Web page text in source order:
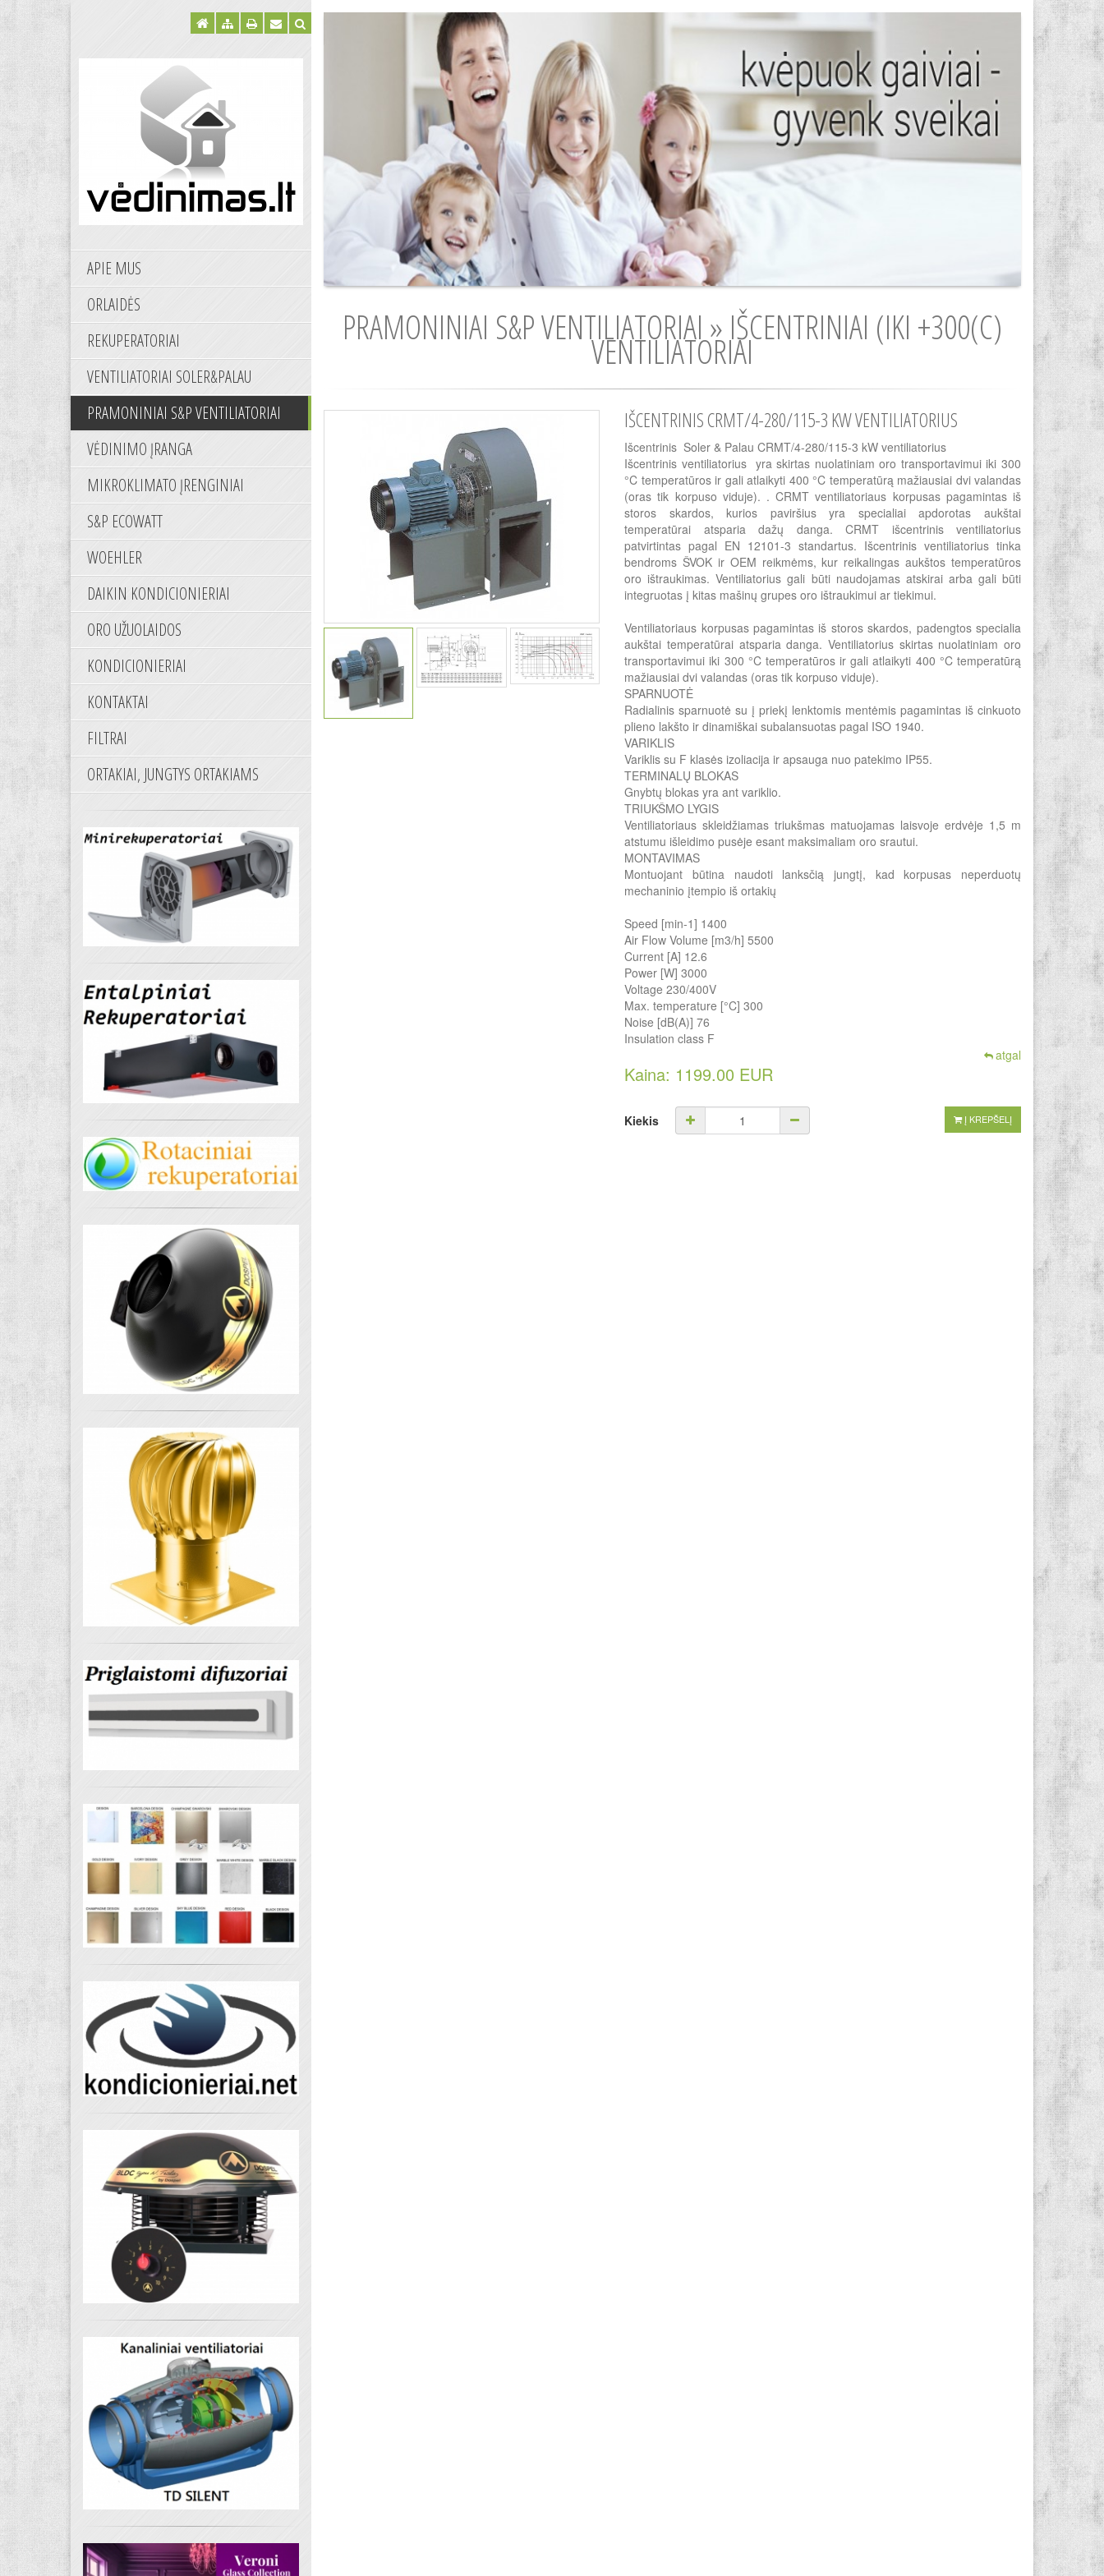
APIE MUS
ORLAIDĖS
REKUPERATORIAI
VENTILIATORIAI SOLER&PALAU
PRAMONINIAI S&P VENTILIATORIAI
VĖDINIMO ĮRANGA
MIKROKLIMATO ĮRENGINIAI
S&P ECOWATT
WOEHLER
DAIKIN KONDICIONIERIAI
ORO UŽUOLAIDOS
KONDICIONIERIAI
KONTAKTAI
FILTRAI
ORTAKIAI, JUNGTYS ORTAKIAMS
PRAMONINIAI S&P VENTILIATORIAI » IŠCENTRINIAI (IKI +300(C)
VENTILIATORIAI
IŠCENTRINIS CRMT/4-280/115-3 KW VENTILIATORIUS
Išcentrinis Soler & Palau CRMT/4-280/115-3 kW ventiliatorius
Išcentrinis ventiliatorius yra skirtas nuolatiniam oro transportavimui iki 300
°C temperatūros ir gali atlaikyti 400 °C temperatūrą mažiausiai dvi valandas
(oras tik korpuso viduje). . CRMT ventiliatoriaus korpusas pagamintas iš
storos skardos, kurios paviršius yra specialiai apdorotas aukštai
temperatūrai atsparia dažų danga. CRMT išcentrinis ventiliatorius
patvirtintas pagal EN 12101-3 standartus. Išcentrinis ventiliatorius tinka
bendroms ŠVOK ir OEM reikmėms, kur reikalingas aukštos temperatūros
oro ištraukimas. Ventiliatorius gali būti naudojamas atskirai arba gali būti
integruotas į kitas mašinų grupes oro ištraukimui ar tiekimui.
Ventiliatoriaus korpusas pagamintas iš storos skardos, padengtos specialia
aukštai temperatūrai atsparia danga. Ventiliatorius skirtas nuolatiniam oro
transportavimui iki 300 °C temperatūros ir gali atlaikyti 400 °C temperatūrą
mažiausiai dvi valandas (oras tik korpuso viduje).
SPARNUOTĖ
Radialinis sparnuotė su į priekį lenktomis mentėmis pagamintas iš cinkuoto
plieno lakšto ir dinamiškai subalansuotas pagal ISO 1940.
VARIKLIS
Variklis su F klasės izoliacija ir apsauga nuo patekimo IP55.
TERMINALŲ BLOKAS
Gnybtų blokas yra ant variklio.
TRIUKŠMO LYGIS
Ventiliatoriaus skleidžiamas triukšmas matuojamas laisvoje erdvėje 1,5 m
atstumu išleidimo pusėje esant maksimaliam oro srautui.
MONTAVIMAS
Montuojant būtina naudoti lanksčią jungtį, kad korpusas neperduotų
mechaninio įtempio iš ortakių
Speed [min-1] 1400
Air Flow Volume [m3/h] 5500
Current [A] 12.6
Power [W] 3000
Voltage 230/400V
Max. temperature [°C] 300
Noise [dB(A)] 76
Insulation class F
atgal
Kaina: 1199.00 EUR
Kiekis Į KREPŠELĮ